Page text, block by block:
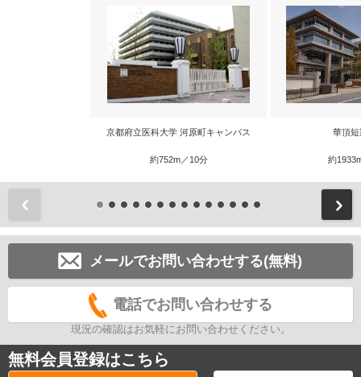
京都府立医科大学 河原町キャンパス
約752m／10分
華頂短
約
メールでお問い合わせする(無料)
電話でお問い合わせする
現況の確認はお気軽にお問い合わせください。
無料会員登録はこちら